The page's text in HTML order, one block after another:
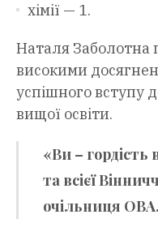
хімії — 1.
Наталя Заболотна
високими
успішного вступу
вищої освіти.
«Ви – гордість
та всієї
очільниця ОВА.